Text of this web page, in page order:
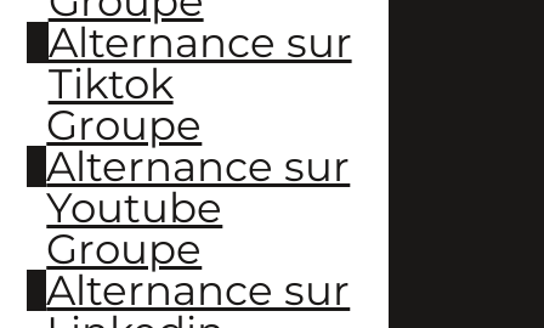
Alternance sur
Tiktok
Groupe
Alternance sur
Youtube
Groupe
Alternance sur